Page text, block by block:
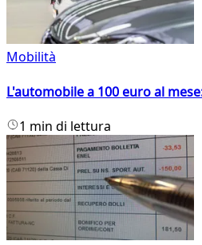
Mobilità
L'automobile a 100 euro al
1 min di lettura